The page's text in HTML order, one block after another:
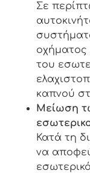
Σε
οχήματος
του
καπνού
Μείωση
Κατά τη
να